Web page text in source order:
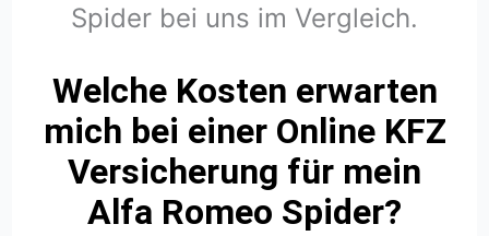
Spider bei uns im Vergleich.
Welche Kosten erwarten
mich bei einer Online KFZ
Versicherung für mein
Alfa Romeo Spider?